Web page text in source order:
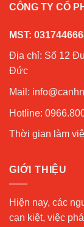
CÔNG TY CỔ
MST:
Địa chỉ: Số 12
Đức
Mail:
Hotline:
Thời gian làm
GIỚI THIỆU
Hiện nay, các
cạn kiệt, việc